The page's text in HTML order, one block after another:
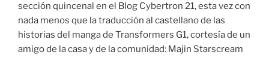
sección quincenal en el Blog Cybertron 21, esta vez con
nada menos que la traducción al castellano de las
historias del manga de Transformers G1, cortesía de un
amigo de la casa y de la comunidad: Majin Starscream